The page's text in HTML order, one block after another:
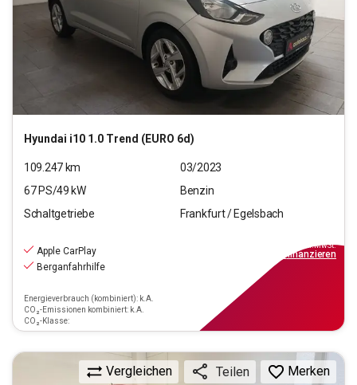
Hyundai i10 1.0 Trend (EURO 6d)
109.247km
03/2023
67PS/49 kW
Benzin
Schaltgetriebe
Frankfurt / Egelsbach
Apple CarPlay
Berganfahrhilfe
Energieverbrauch (kombiniert): k.A.
CO₂-Emissionen kombiniert: k.A.
CO₂-Klasse:
inkl.MwSt.
finanzieren
Vergleichen Teilen Merken